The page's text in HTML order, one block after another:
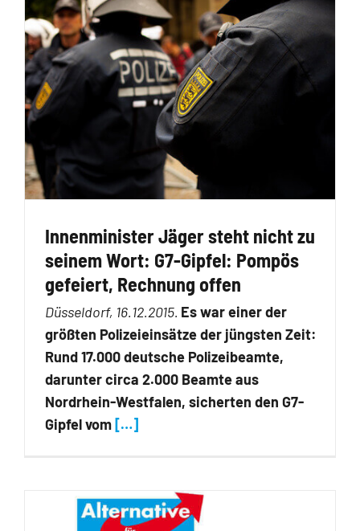
Innenminister Jäger steht nicht zu
seinem Wort: G7-Gipfel: Pompös
gefeiert, Rechnung offen
Düsseldorf, 16.12.2015. Es war einer der
größten Polizeieinsätze der jüngsten Zeit:
Rund 17.000 deutsche Polizeibeamte,
darunter circa 2.000 Beamte aus
Nordrhein-Westfalen, sicherten den G7-
Gipfel vom[…]